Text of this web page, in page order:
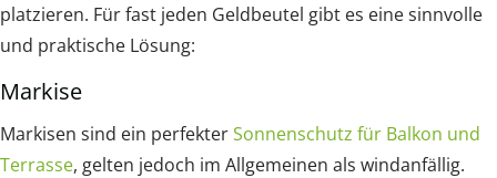
platzieren. Für fast jeden Geldbeutel gibt es eine sinnvolle
und praktische Lösung:
Markise
Markisen sind ein perfekterSonnenschutz für Balkon und
Terrasse, gelten jedoch im Allgemeinen als windanfällig.